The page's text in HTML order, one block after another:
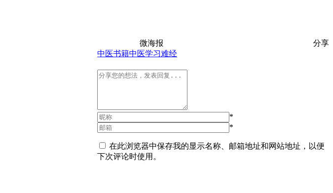
微海报 分享
中医书籍中医学习难经
*
*
在此浏览器中保存我的显示名称、邮箱地址和网站地址，以便
下次评论时使用。